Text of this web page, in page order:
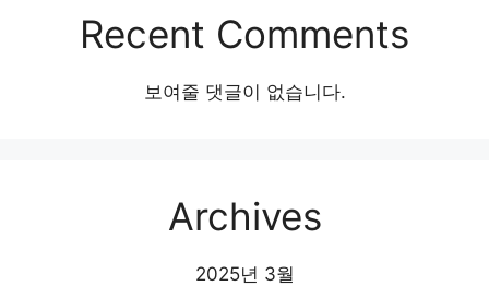
Recent Comments
보여줄 댓글이 없습니다.
Archives
2025년 3월